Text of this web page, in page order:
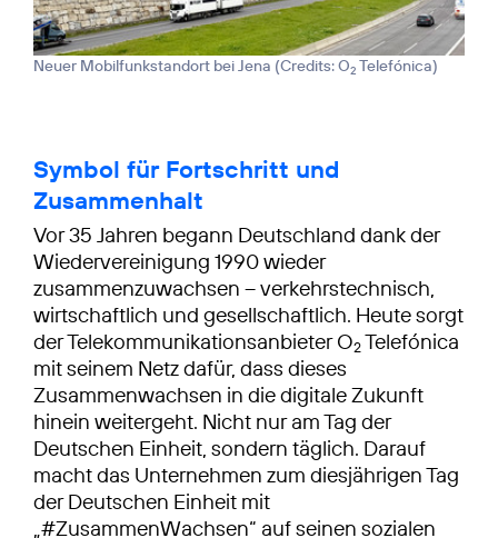
Neuer Mobilfunkstandort bei Jena (Credits: O2 Telefónica)
Symbol für Fortschritt und
Zusammenhalt
Vor 35 Jahren begann Deutschland dank der
Wiedervereinigung 1990 wieder
zusammenzuwachsen – verkehrstechnisch,
wirtschaftlich und gesellschaftlich. Heute sorgt
der Telekommunikationsanbieter O2Telefónica
mit seinem Netz dafür, dass dieses
Zusammenwachsen in die digitale Zukunft
hinein weitergeht. Nicht nur am Tag der
Deutschen Einheit, sondern täglich. Darauf
macht das Unternehmen zum diesjährigen Tag
der Deutschen Einheit mit
„#ZusammenWachsen“ auf seinen sozialen